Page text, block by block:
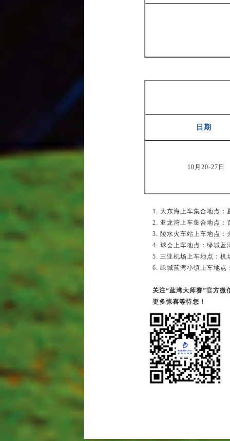
日期
10月20-27日
1. 大东海上车集合地点：
2. 亚龙湾上车集合地点：
3. 陵水火车站上车地点：
4. 球会上车地点：绿城蓝
5. 三亚机场上车地点：机
6. 绿城蓝湾小镇上车地点
关注“蓝湾大师赛”官方微
更多惊喜等待您！